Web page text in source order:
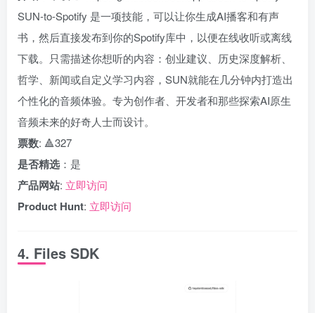
SUN-to-Spotify 是一项技能，可以让你生成AI播客和有声
书，然后直接发布到你的Spotify库中，以便在线收听或离线
下载。只需描述你想听的内容：创业建议、历史深度解析、
哲学、新闻或自定义学习内容，SUN就能在几分钟内打造出
个性化的音频体验。专为创作者、开发者和那些探索AI原生
音频未来的好奇人士而设计。
票数: 🔺327
是否精选 ：是
产品网站: 立即访问
Product Hunt: 立即访问
4. Files SDK